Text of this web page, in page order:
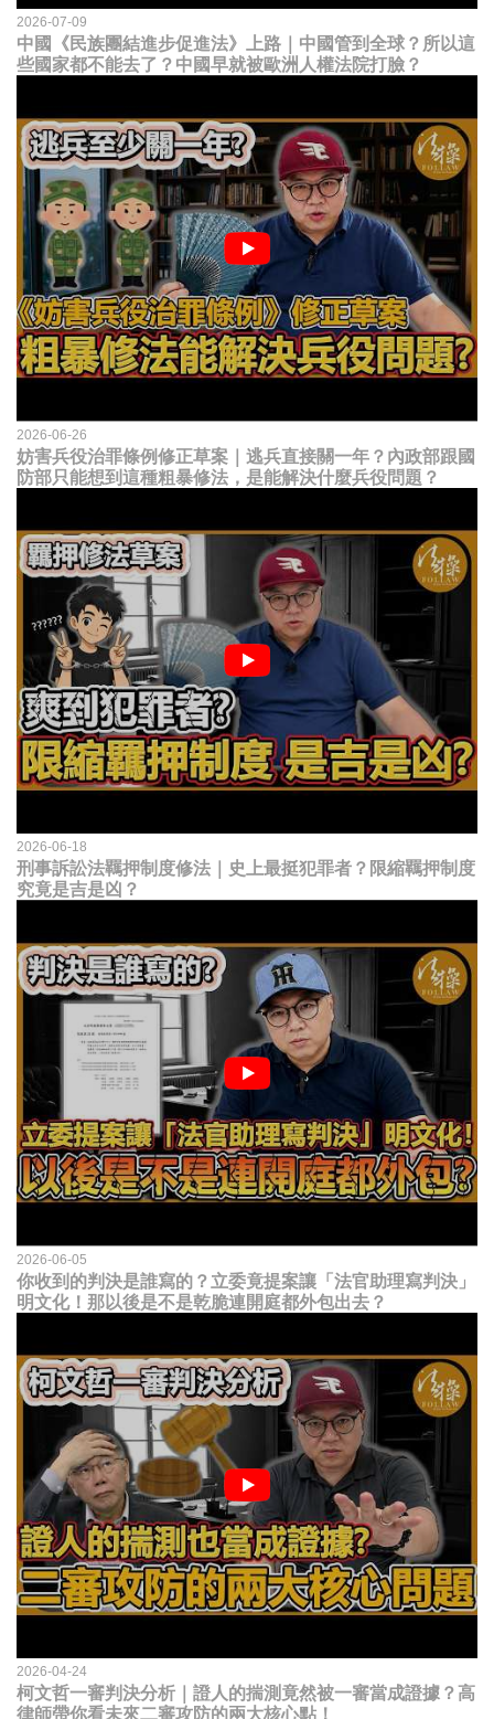
2026-07-09
中國《民族團結進步促進法》上路｜中國管到全球？所以這
些國家都不能去了？中國早就被歐洲人權法院打臉？
2026-06-26
妨害兵役治罪條例修正草案｜逃兵直接關一年？內政部跟國
防部只能想到這種粗暴修法，是能解決什麼兵役問題？
2026-06-18
刑事訴訟法羈押制度修法｜史上最挺犯罪者？限縮羈押制度
究竟是吉是凶？
2026-06-05
你收到的判決是誰寫的？立委竟提案讓「法官助理寫判決」
明文化！那以後是不是乾脆連開庭都外包出去？
2026-04-24
柯文哲一審判決分析｜證人的揣測竟然被一審當成證據？高
律師帶你看未來二審攻防的兩大核心點！